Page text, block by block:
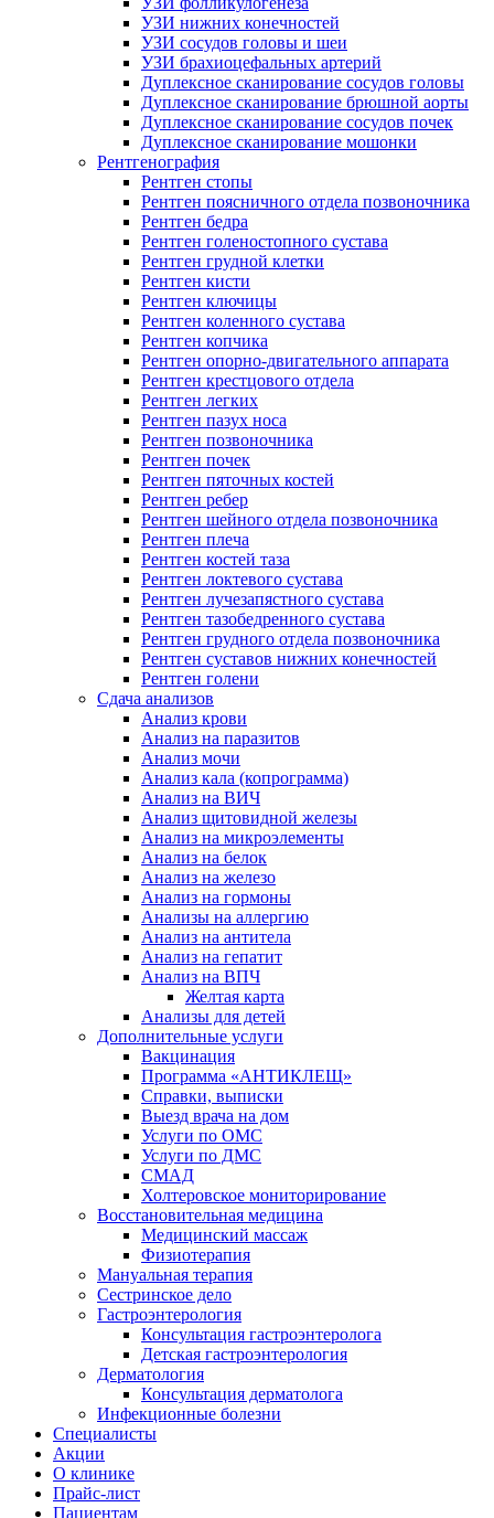
УЗИ нижних конечностей
УЗИ сосудов головы и шеи
УЗИ брахиоцефальных артерий
Дуплексное сканирование сосудов головы
Дуплексное сканирование брюшной аорты
Дуплексное сканирование сосудов почек
Дуплексное сканирование мошонки
Рентгенография
Рентген стопы
Рентген поясничного отдела позвоночника
Рентген бедра
Рентген голеностопного сустава
Рентген грудной клетки
Рентген кисти
Рентген ключицы
Рентген коленного сустава
Рентген копчика
Рентген опорно-двигательного аппарата
Рентген крестцового отдела
Рентген легких
Рентген пазух носа
Рентген позвоночника
Рентген почек
Рентген пяточных костей
Рентген ребер
Рентген шейного отдела позвоночника
Рентген плеча
Рентген костей таза
Рентген локтевого сустава
Рентген лучезапястного сустава
Рентген тазобедренного сустава
Рентген грудного отдела позвоночника
Рентген суставов нижних конечностей
Рентген голени
Сдача анализов
Анализ крови
Анализ на паразитов
Анализ мочи
Анализ кала (копрограмма)
Анализ на ВИЧ
Анализ щитовидной железы
Анализ на микроэлементы
Анализ на белок
Анализ на железо
Анализ на гормоны
Анализы на аллергию
Анализ на антитела
Анализ на гепатит
Анализ на ВПЧ
Желтая карта
Анализы для детей
Дополнительные услуги
Вакцинация
Программа «АНТИКЛЕЩ»
Справки, выписки
Выезд врача на дом
Услуги по ОМС
Услуги по ДМС
СМАД
Холтеровское мониторирование
Восстановительная медицина
Медицинский массаж
Физиотерапия
Мануальная терапия
Сестринское дело
Гастроэнтерология
Консультация гастроэнтеролога
Детская гастроэнтерология
Дерматология
Консультация дерматолога
Инфекционные болезни
Специалисты
Акции
О клинике
Прайс-лист
Пациентам